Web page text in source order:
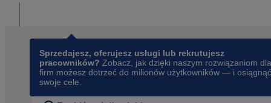
Sprzedajesz, oferujesz usługi lub rekrutujesz
pracowników? Zobacz, jak dzięki naszym rozwiązaniom dla
firm możesz dotrzeć do milionów użytkowników — i osiągnąć
swoje cele.